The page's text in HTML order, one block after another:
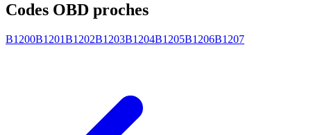
Codes OBD proches
B1200B1201B1202B1203B1204B1205B1206B1207